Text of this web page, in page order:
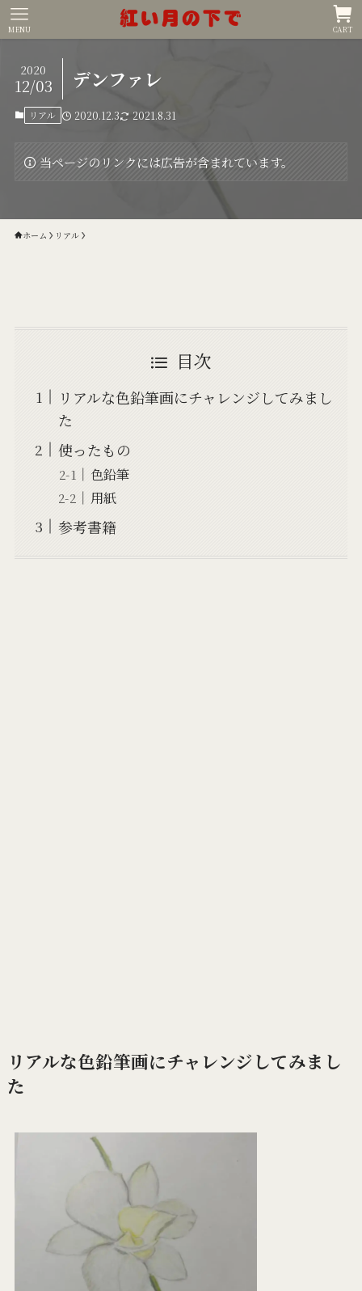
CART
MENU
デンファレ
2020
12/03
リアル 2020.12.3 2021.8.31
当ページのリンクには広告が含まれています。
ホーム リアル
目次
リアルな色鉛筆画にチャレンジしてみまし
た
使ったもの
色鉛筆
用紙
参考書籍
リアルな色鉛筆画にチャレンジしてみまし
た